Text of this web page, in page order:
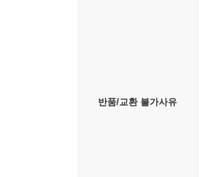
반품/교환 불가사유